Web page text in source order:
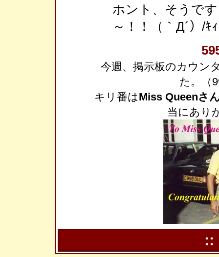
ホント、そうで
～！！（｀Д´）/ｷ
今週、掲示板のカウン
た。（
キリ番はMiss Queenさ
当にあり
::